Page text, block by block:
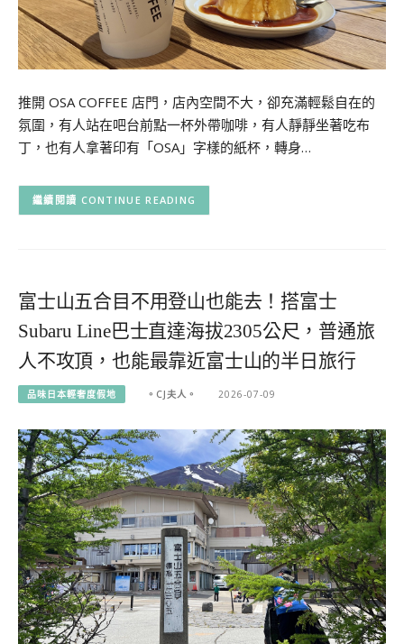
推開 OSA COFFEE 店門，店內空間不大，卻充滿輕鬆自在的
氛圍，有人站在吧台前點一杯外帶咖啡，有人靜靜坐著吃布
丁，也有人拿著印有「OSA」字樣的紙杯，轉身…
CONTINUE READING
富士山五合目不用登山也能去！搭富士
Subaru Line巴士直達海拔2305公尺，普通旅
人不攻頂，也能最靠近富士山的半日旅行
品味日本輕奢度假地 。CJ夫人。 2026-07-09